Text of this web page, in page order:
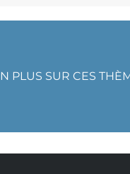
PLUS SUR CES